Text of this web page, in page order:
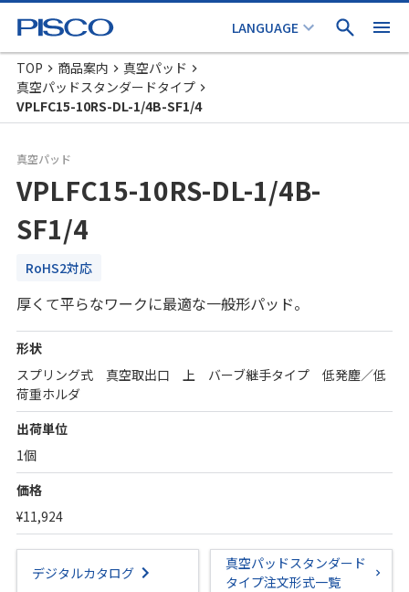
TOP 商品案内
真空パッド
真空パッドスタンダードタイプ
VPLFC15-10RS-DL-1/4B-SF1/4
真空パッド
VPLFC15-10RS-DL-1/4B-
SF1/4
RoHS2対応
厚くて平らなワークに最適な一般形パッド。
形状
スプリング式 真空取出口 上 バーブ継手タイプ 低発塵／低
荷重ホルダ
出荷単位
1個
価格
¥11,924
デジタルカタログ
真空パッドスタンダード
タイプ注文形式一覧